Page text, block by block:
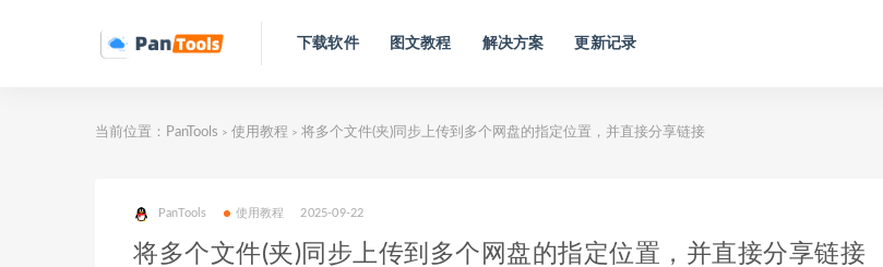
下载软件 图文教程 解决方案 更新记录
当前位置： PanTools > 使用教程 > 将多个文件(夹)同步上传到多个网盘的指定位置，并直接分享链接
PanTools 使用教程 2025-09-22
将多个文件(夹)同步上传到多个网盘的指定位置，并直接分享链接